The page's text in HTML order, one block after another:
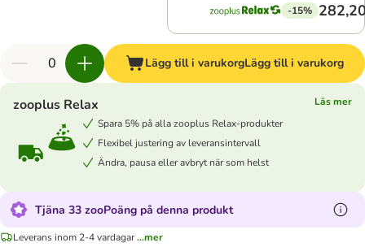
-15%
Lägg till i varukorgLägg till i varukorg
zooplus Relax
Läs mer
Spara 5% på alla zooplus Relax-produkter
Flexibel justering av leveransintervall
Ändra, pausa eller avbryt när som helst
Tjäna 33 zooPoäng på denna produkt
Leverans inom 2-4 vardagar...mer